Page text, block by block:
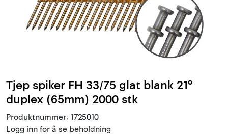
Tjep spiker FH 33/75 glat blank 21°
duplex (65mm) 2000 stk
Produktnummer: 1725010
Logg inn for å se beholdning
Grunn og isolasjon
Mur og mørtel
Trelast og finer